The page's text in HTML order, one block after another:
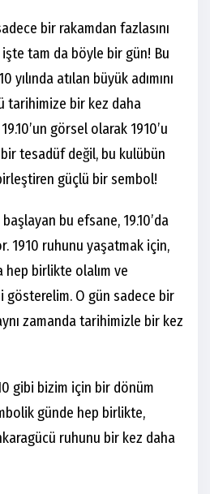
bir rakamdan fazlasını
işte tam da böyle bir gün! Bu
atılan büyük adımını
tarihimize bir kez daha
görsel olarak 1910’u
tesadüf değil, bu kulübün
güçlü bir sembol!
bu efsane, 19.10’da
1910 ruhunu yaşatmak için,
birlikte olalım ve
gösterelim. O gün sadece bir
zamanda tarihimizle bir kez
gibi bizim için bir dönüm
günde hep birlikte,
ruhunu bir kez daha